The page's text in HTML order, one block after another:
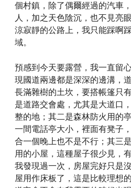
個村鎮，除了偶爾經過的汽車
人，加之天色陰沉，也不見亮
涼寂靜的公路上，我只能踩啊
域。
預感到今天要露營，我一直留
現國道兩邊都是深深的邊溝，
長滿雜樹的土坎，要搭帳篷只
是道路交會處，尤其是大道口
整的地；其二是森林防火用的
一間電話亭大小，裡面有凳子
合一個晚上也不是不行；其三
用的小屋，這種屋子很少見，
我發現過一次，房屋完好只是
屋用作床板了，這是比較理想